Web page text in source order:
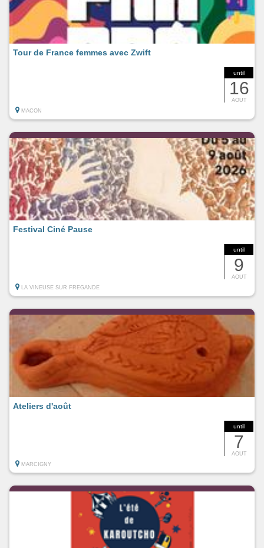
until
16
AOUT
Tour de France femmes avec Zwift
MACON
until
9
AOUT
Festival Ciné Pause
LA VINEUSE SUR FREGANDE
until
7
AOUT
Ateliers d'août
MARCIGNY